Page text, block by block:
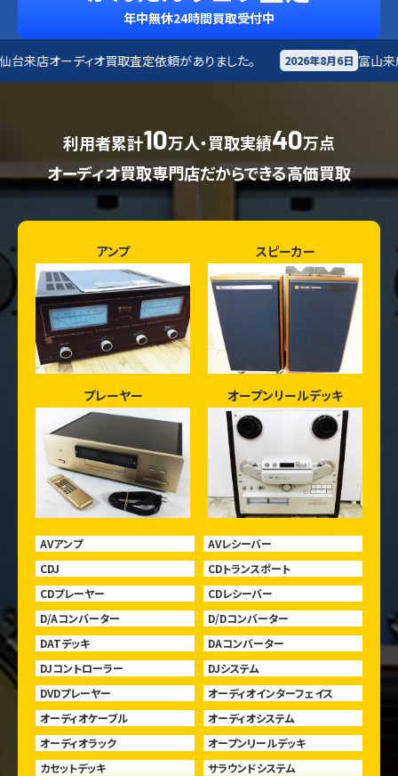
年中無休24時間買取受付中
頼がありました。 2026年8月6日 富山来店 その他買取査定依頼があ
利用者累計10万人・買取実績40万点
オーディオ買取専門店だからできる高価買取
アンプ スピーカー
プレーヤー オープンリールデッキ
AVアンプ
AVレシーバー
CDJ
CDトランスポート
CDプレーヤー
CDレシーバー
D/Aコンバーター
D/Dコンバーター
DATデッキ
DAコンバーター
DJコントローラー
DJシステム
DVDプレーヤー
オーディオインターフェイス
オーディオケーブル
オーディオシステム
オーディオラック
オープンリールデッキ
カセットデッキ
サラウンドシステム